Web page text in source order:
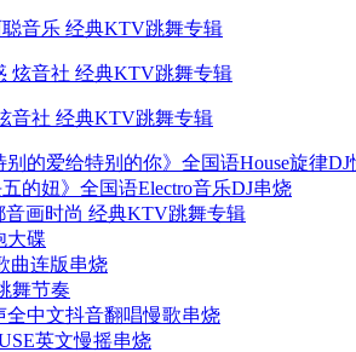
音乐 经典KTV跳舞专辑
音社 经典KTV跳舞专辑
的爱给特别的你》全国语House旋律DJ
的妞》全国语Electro音乐DJ串烧
音画时尚 经典KTV跳舞专辑
大碟
曲连版串烧
舞节奏
全中文抖音翻唱慢歌串烧
英文慢摇串烧